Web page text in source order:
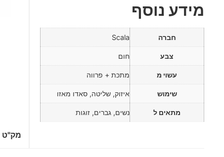
מידע נוסף
חברה Scala
צבע חום
עשוי מ מתכת + פרווה
שימוש איזוק, שליטה, סאדו מאזו
מתאים ל נשים, גברים, זוגות
מק"ט